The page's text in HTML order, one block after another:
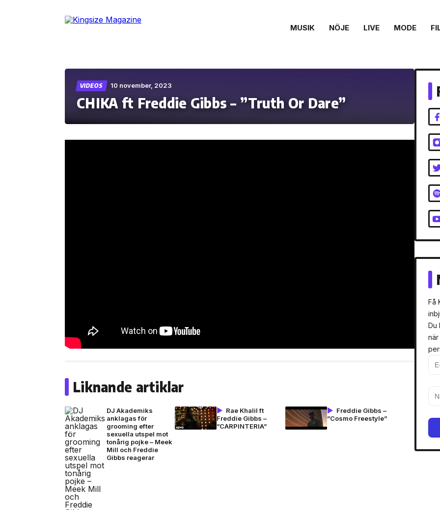
MUSIK NÖJE LIVE MODE
VIDEOS 10 november, 2023
CHIKA ft Freddie Gibbs – ”Truth Or Dare”
Liknande artiklar
DJ Akademiks
anklagas för
grooming efter
sexuella utspel mot
tonårig pojke – Meek
Mill och Freddie
Gibbs reagerar
Rae Khalil ft
Freddie Gibbs –
”CARPINTERIA”
Freddie Gibbs –
”Cosmo Freestyle”
Få
Du
när